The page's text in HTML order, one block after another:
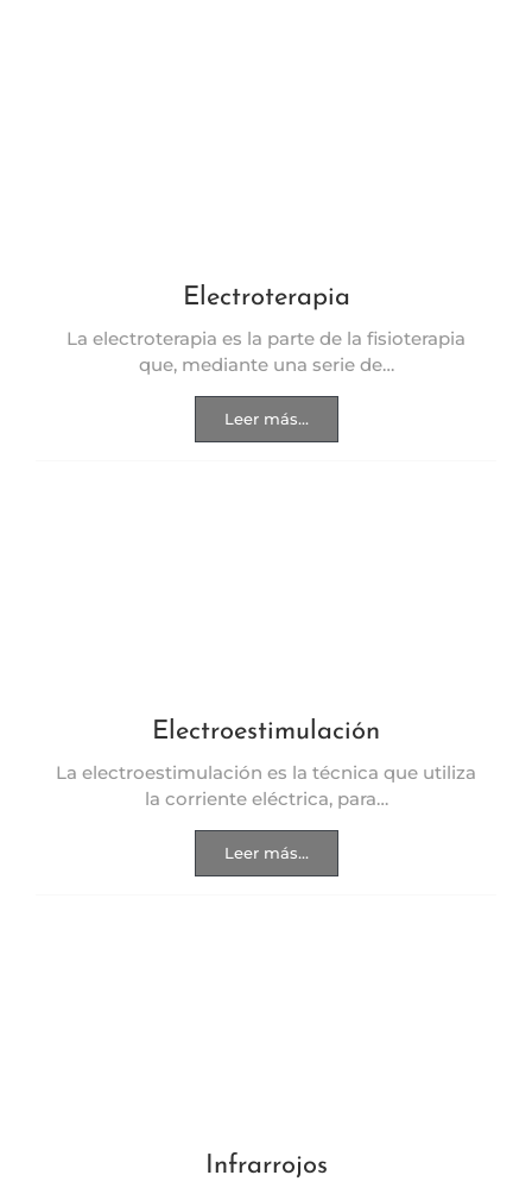
Electroterapia
La electroterapia es la parte de la fisioterapia
que, mediante una serie de…
Leer más...
Electroestimulación
La electroestimulación es la técnica que utiliza
la corriente eléctrica, para…
Leer más...
Infrarrojos